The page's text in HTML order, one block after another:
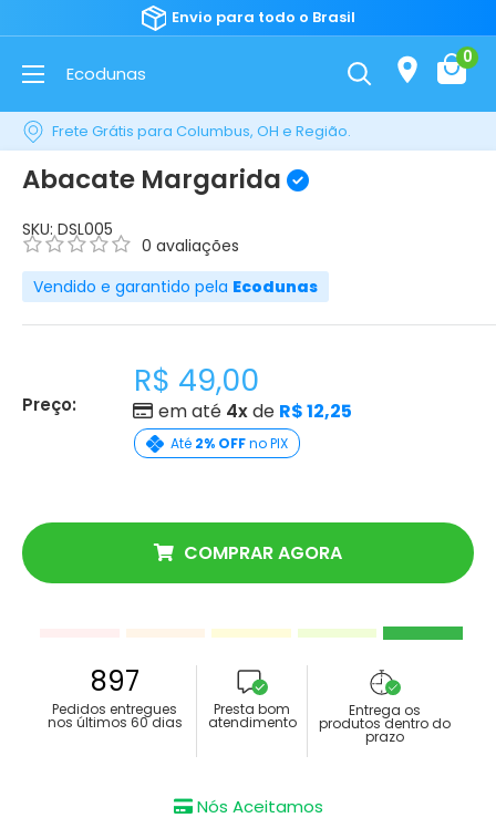
Envio para todo o Brasil
Ecodunas
0
Frete Grátis para Columbus, OH e Região.
Abacate Margarida
SKU:DSL005
0 avaliações
Vendido e garantido pela Ecodunas
Preço:
R$ 49,00
em até 4xde R$ 12,25
Até 2% OFFno PIX
COMPRAR AGORA
897
Pedidos entregues
nos últimos 60 dias
Presta bom
atendimento
Entrega os
produtos dentro do
prazo
Nós Aceitamos